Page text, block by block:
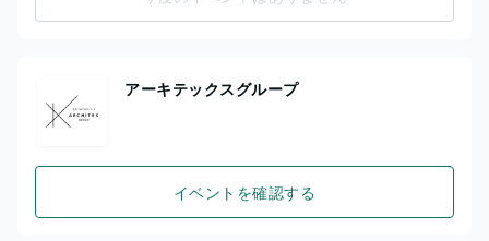
アーキテックスグループ
イベントを確認する